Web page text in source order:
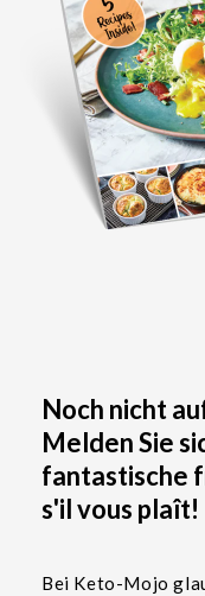
Noch nicht
Melden Sie
fantastische
s'il vous plaît!
Bei Keto-Mojo